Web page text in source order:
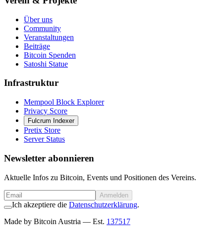
Über uns
Community
Veranstaltungen
Beiträge
Bitcoin Spenden
Satoshi Statue
Infrastruktur
Mempool Block Explorer
Privacy Score
Fulcrum Indexer
Pretix Store
Server Status
Newsletter abonnieren
Aktuelle Infos zu Bitcoin, Events und Positionen des Vereins.
Anmelden
Ich akzeptiere die Datenschutzerklärung.
Made by Bitcoin Austria — Est. 137517